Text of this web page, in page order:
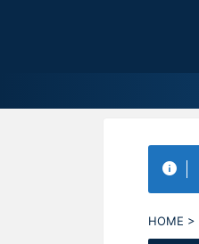
HOME >